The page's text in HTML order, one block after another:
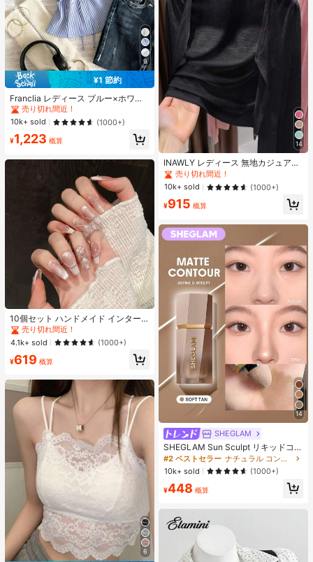
9
¥1 節約
Franclia レディース ブルー×ホワイ
ト ストライプ ボタン付きシャーリン
グ Vネックシャツ 夏向け エフォート
レスシック ブラウス 通学・新学期向
け 春カジュアル
#1 ベストセラー
に ファブリック 柔らかなオフィスブラウス
売り切れ間近！
#1 ベストセラー
売り切れ間近！
#1 ベストセラー
売り切れ間近！
#1 ベストセラー
に ファブリック 柔らかなオフィスブラウス
売り切れ間近！
10k+ sold (1000+)
¥1,223 概算
10個セット ハンドメイド インター
ネットセレブリティ優しいラインス
トーンラティスフレンチフォークフ
ァックスパールピンクキャットアイ
ボウ偽ネイル プレスオンネイル ネイ
ルサプライ ハンドメイドプレスオン
売り切れ間近！
4.1k+ sold
(1000+)
¥619 概算
6
14
INAWLY レディース 無地カジュアル
薄手カーディガン、春夏用
#1 ベストセラー
売り切れ間近！
#1 ベストセラー
売り切れ間近！
#1 ベストセラー
売り切れ間近！
#1 ベストセラー
売り切れ間近！
10k+ sold (1000+)
¥915 概算
14
SHEGLAM
SHEGLAM Sun Sculpt リキッドコン
ター-Soft Tan ノーズシャドウ シェ
ーディング 女性と女の子のためのブ
ランドビューティーコスメメイクア
ップ
#2 ベストセラー
ナチュラル コントゥア＆ブロンザー
10k+ sold
(1000+)
¥448 概算